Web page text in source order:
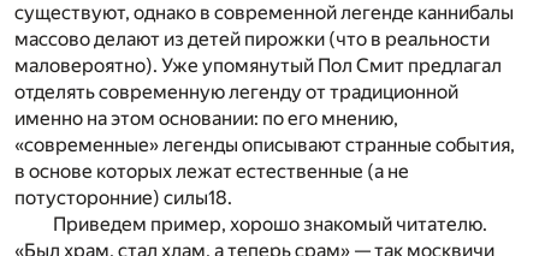
существуют, однако в современной легенде каннибалы
массово делают из детей пирожки (что в реальности
маловероятно). Уже упомянутый Пол Смит предлагал
отделять современную легенду от традиционной
именно на этом основании: по его мнению,
«современные» легенды описывают странные события,
в основе которых лежат естественные (а не
потусторонние) силы18.
Приведем пример, хорошо знакомый читателю.
«Был храм, стал хлам, а теперь срам» — так москвичи